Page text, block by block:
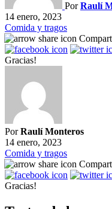
PorRaulí
14 enero, 2023
Comida y tragos
Gracias!
PorRaulí Monteros
14 enero, 2023
Comida y tragos
Gracias!